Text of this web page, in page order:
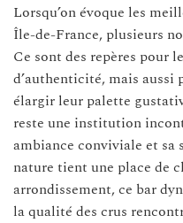
Lorsqu’on évoque les
Île-de-France, plusieurs
Ce sont des repères pour
d’authenticité, mais
élargir leur palette
reste une institution
ambiance conviviale et
nature tient une place de
arrondissement, ce bar
la qualité des crus